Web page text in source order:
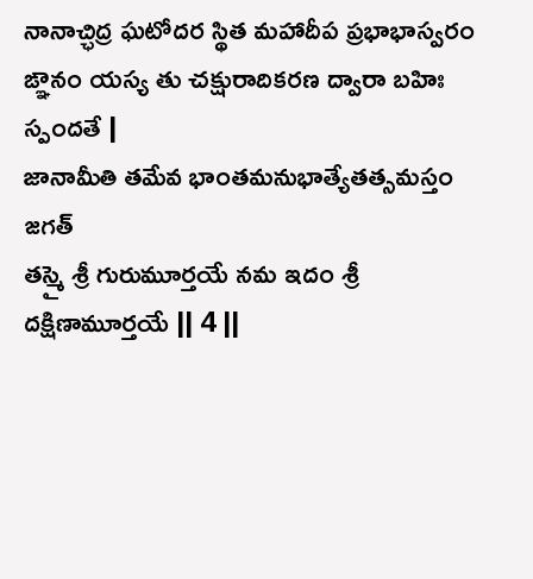
నానాచ్ఛిద్ర ఘటోదర స్థిత మహాదీప ప్రభాభాస్వరం
ఙ్ఞానం యస్య తు చక్షురాదికరణ ద్వారా బహిః
స్పందతే |
జానామీతి తమేవ భాంతమనుభాత్యేతత్సమస్తం
జగత్
తస్మై శ్రీ గురుమూర్తయే నమ ఇదం శ్రీ
దక్షిణామూర్తయే || 4 ||